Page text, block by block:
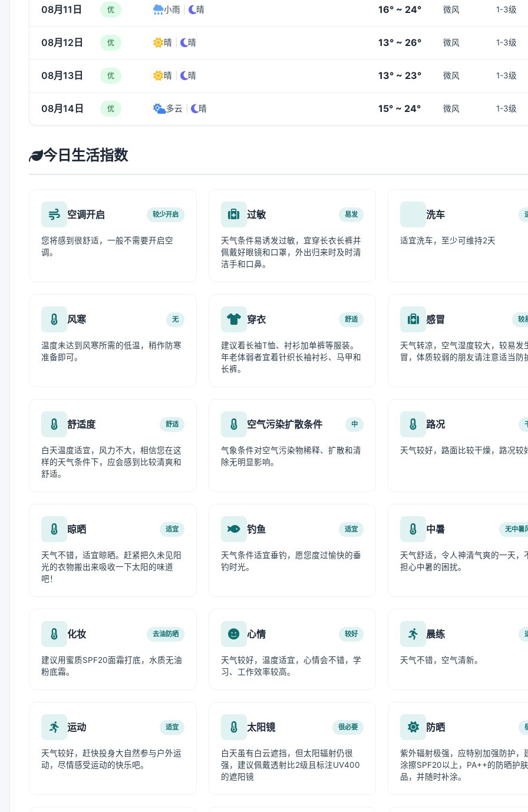
08月11日 优 小雨 晴 16° ~ 24° 微风 1-3级
08月12日 优 晴 晴 13° ~ 26° 微风 1-3级
08月13日 优 晴 晴 13° ~ 23° 微风 1-3级
08月14日 优 多云 晴 15° ~ 24° 微风 1-3级
今日生活指数
空调开启 较少开启
您将感到很舒适，一般不需要开启空
调。
过敏 易发
天气条件易诱发过敏，宜穿长衣长裤并
佩戴好眼镜和口罩，外出归来时及时清
洁手和口鼻。
洗车
适宜洗车，至少可维持2天
风寒 无
温度未达到风寒所需的低温，稍作防寒
准备即可。
穿衣 舒适
建议着长袖T恤、衬衫加单裤等服装。
年老体弱者宜着针织长袖衬衫、马甲和
长裤。
感冒 较
天气转凉，空气湿度较大，较易发
冒，体质较弱的朋友请注意适当防
舒适度 舒适
白天温度适宜，风力不大，相信您在这
样的天气条件下，应会感到比较清爽和
舒适。
空气污染扩散条件 中
气象条件对空气污染物稀释、扩散和清
除无明显影响。
路况
天气较好，路面比较干燥，路况较
晾晒 适宜
天气不错，适宜晾晒。赶紧把久未见阳
光的衣物搬出来吸收一下太阳的味道
吧！
钓鱼 适宜
天气条件适宜垂钓，愿您度过愉快的垂
钓时光。
中暑 无中暑
天气舒适，令人神清气爽的一天，
担心中暑的困扰。
化妆 去油防晒
建议用蜜质SPF20面霜打底，水质无油
粉底霜。
心情 较好
天气较好，温度适宜，心情会不错，学
习、工作效率较高。
晨练
天气不错，空气清新。
运动 适宜
天气较好，赶快投身大自然参与户外运
动，尽情感受运动的快乐吧。
太阳镜 很必要
白天虽有白云遮挡，但太阳辐射仍很
强，建议佩戴透射比2级且标注UV400
的遮阳镜
防晒
紫外辐射极强，应特别加强防护，
涂擦SPF20以上，PA++的防晒护
品，并随时补涂。